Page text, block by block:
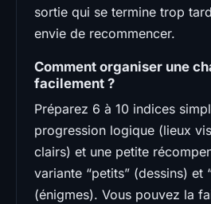
sortie qui se termine trop
envie de recommencer.
Comment organiser une
facilement ?
Préparez 6 à 10 indices
progression logique (lieux
clairs) et une petite
variante “petits” (dessins) et
(énigmes). Vous pouvez la